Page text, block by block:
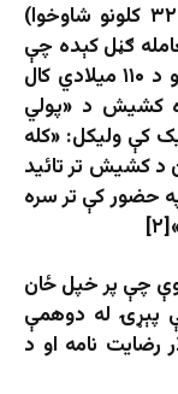
د عیسويت د لومړنیو دورو (له ۳۰ تر ۳۲۵ کلونو شاوخوا)
ګڼل کېده چې
مذهبي مراسمو ته یې اړتيا نه‌ درلوده؛ خو د ۱۱۰ میلادي کال
کشيش د «پولي
کې ولیکل: «کله
د کشيش تر تائيد
حضور کې تر سره
چې پر خپل ځان
پېړۍ له دوهمې
رضايت ‌نامه او د